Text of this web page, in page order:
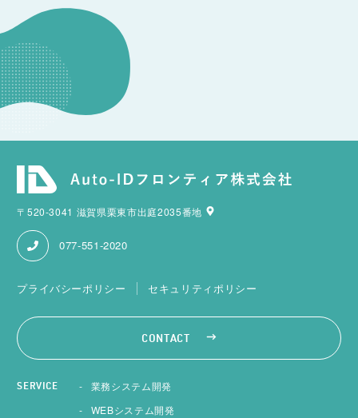
〒520-3041 滋賀県栗東市出庭2035番地
077-551-2020
プライバシーポリシー セキュリティポリシー
CONTACT
SERVICE
業務システム開発
WEBシステム開発